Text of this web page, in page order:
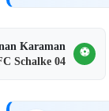
Karaman
Schalke 04
⚽